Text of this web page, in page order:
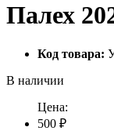
Палех
Код товара:
В наличии
Цена:
500 ₽